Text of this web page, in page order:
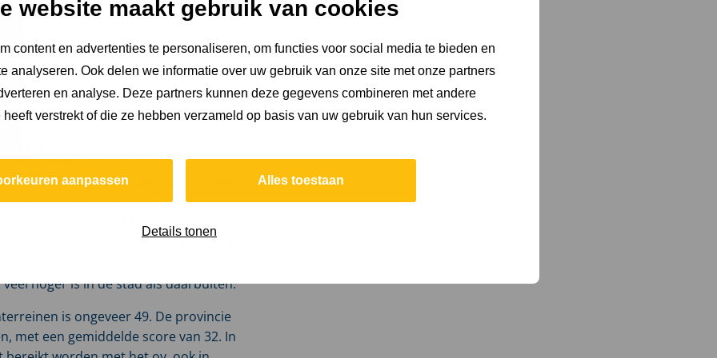
website maakt gebruik van cookies
content en advertenties te personaliseren, om functies voor social media te bieden en
analyseren. Ook delen we informatie over uw gebruik van onze site met onze partners
en analyse. Deze partners kunnen deze gegevens combineren met andere
verstrekt of die ze hebben verzameld op basis van uw gebruik van hun services.
aanpassen Alles toestaan
Details tonen
in Nederland zien.
bekijken.
economische thema’s, zoals
met het ov
slecht (12%) of helemaal niet (7%)
zijn dit maar liefst 766
zeer goed bereikbaar. Op basis
dat bedrijventerreinen in de buurt
Dat is logisch als men kijkt naar het
hoger is in de stad als daarbuiten.
is ongeveer 49. De provincie
met een gemiddelde score van 32. In